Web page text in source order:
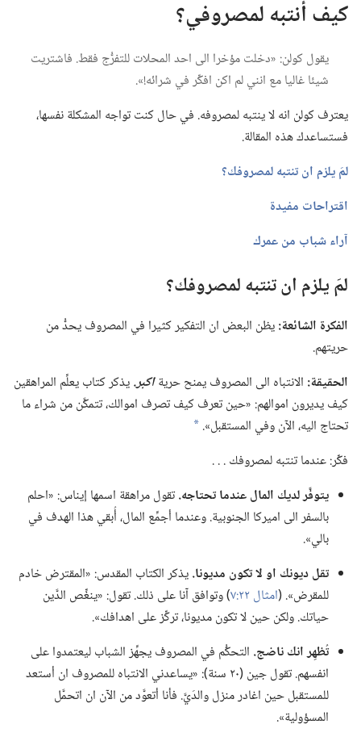
كيف أنتبه لمصروفي؟‏
يقول كولن:‏ «دخلت مؤخرا الى احد المحلات للتفرُّج فقط.‏ فاشتريت
شيئا غاليا مع انني لم اكن افكِّر في شرائه!‏».‏
يعترف كولن انه لا ينتبه لمصروفه.‏ في حال كنت تواجه المشكلة نفسها،‏
فستساعدك هذه المقالة.‏
لمَ يلزم ان تنتبه لمصروفك؟‏
اقتراحات مفيدة
آراء شباب من عمرك
لمَ يلزم ان تنتبه لمصروفك؟‏
الفكرة الشائعة:‏يظن البعض ان التفكير كثيرا في المصروف يحدُّ من
حريتهم.‏
الحقيقة:‏ الانتباه الى المصروف يمنح حريةاكبر.‏يذكر كتاب يعلِّم المراهقين
كيف يديرون اموالهم:‏ «حين تعرف كيف تصرف اموالك،‏ تتمكَّن من شراء ما
تحتاج اليه،‏ الآن وفي المستقبل».‏ a
فكِّر:‏ عندما تنتبه لمصروفك .‏ .‏ .‏
يتوفَّر لديك المال عندما تحتاجه.‏تقول مراهقة اسمها إيناس:‏ «احلم
بالسفر الى اميركا الجنوبية.‏ وعندما أجمِّع المال،‏ أُبقي هذا الهدف في
بالي».‏
تقل ديونك او لا تكون مديونا.‏يذكر الكتاب المقدس:‏ «المقترض خادم
للمقرض».‏ (‏امثال ٢٢:‏٧
‏)‏ وتوافق آنا على ذلك.‏ تقول:‏ «ينغِّص الدَّين
حياتك.‏ ولكن حين لا تكون مديونا،‏ تركِّز على اهدافك».‏
تُظهِر انك ناضج.‏ التحكُّم في المصروف يجهِّز الشباب ليعتمدوا على
انفسهم.‏ تقول جين (‏٢٠ سنة)‏:‏ «يساعدني الانتباه للمصروف ان أستعد
للمستقبل حين اغادر منزل والدَيَّ.‏ فأنا أتعوَّد من الآن ان اتحمَّل
المسؤولية».‏